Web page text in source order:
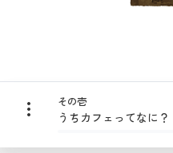
その壱
うちカフェってなに？